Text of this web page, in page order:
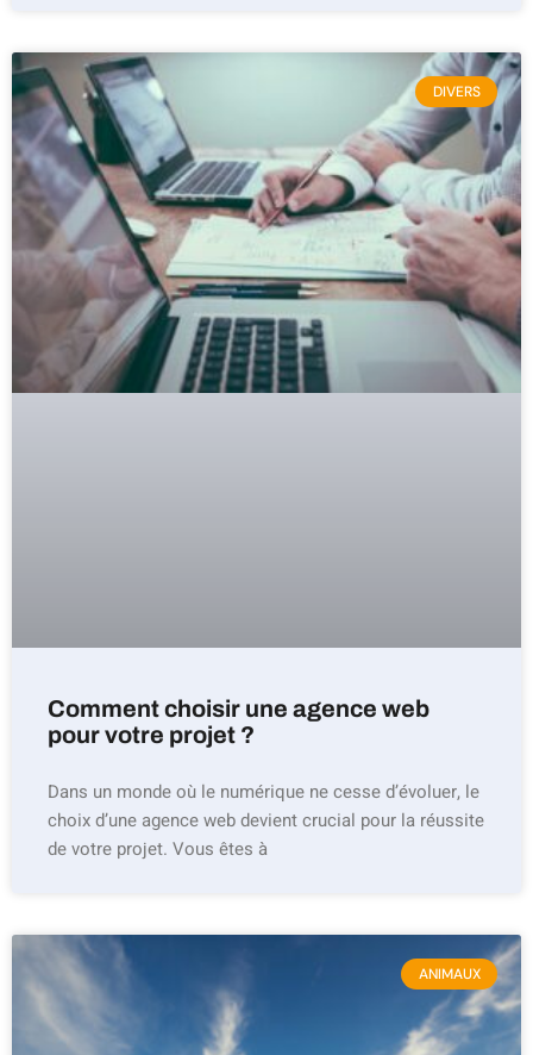
DIVERS
Comment choisir une agence web
pour votre projet ?
Dans un monde où le numérique ne cesse d’évoluer, le
choix d’une agence web devient crucial pour la réussite
de votre projet. Vous êtes à
ANIMAUX